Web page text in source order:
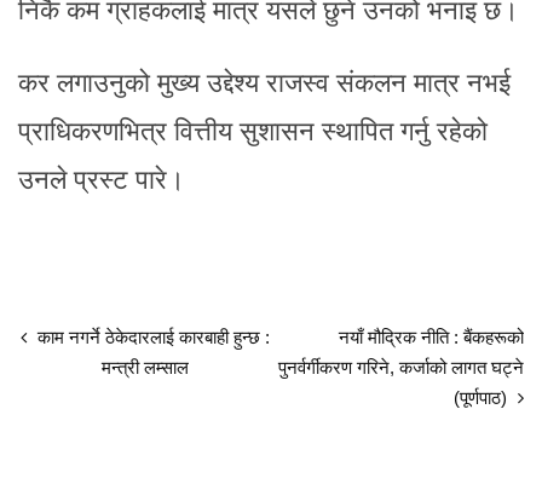
निकै कम ग्राहकलाई मात्र यसले छुने उनको भनाइ छ।
कर लगाउनुको मुख्य उद्देश्य राजस्व संकलन मात्र नभई
प्राधिकरणभित्र वित्तीय सुशासन स्थापित गर्नु रहेको
उनले प्रस्ट पारे।
काम नगर्ने ठेकेदारलाई कारबाही हुन्छ :
मन्त्री लम्साल
नयाँ मौद्रिक नीति : बैंकहरूको
पुनर्वर्गीकरण गरिने, कर्जाको लागत घट्ने
(पूर्णपाठ)